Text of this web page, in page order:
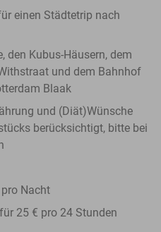
einen Städtetrip nach
den Kubus-Häusern, dem
und dem Bahnhof
Blaak
und (Diät)Wünsche
berücksichtigt, bitte bei
Nacht
25 € pro 24 Stunden